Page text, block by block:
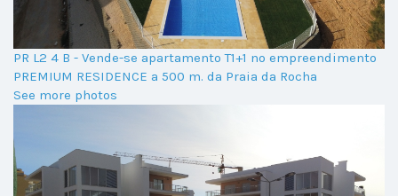
PR L2 4 B - Vende-se apartamento T1+1 no empreendimento
PREMIUM RESIDENCE a 500 m. da Praia da Rocha
See more photos